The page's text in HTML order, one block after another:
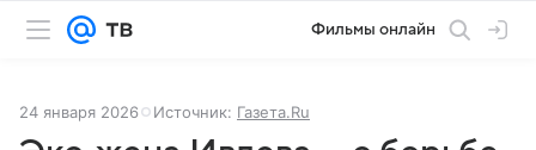
Фильмы онлайн
24 января 2026 Источник: Газета.Ru